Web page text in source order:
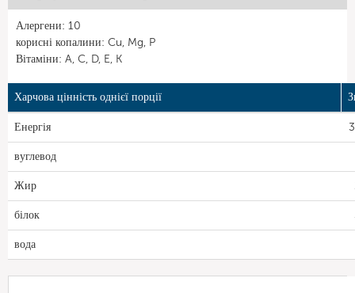
Алергени: 10
корисні копалини: Cu, Mg, P
Вітаміни: A, C, D, E, K
Харчова цінність однієї порції
Енергія
вуглевод
Жир
білок
вода